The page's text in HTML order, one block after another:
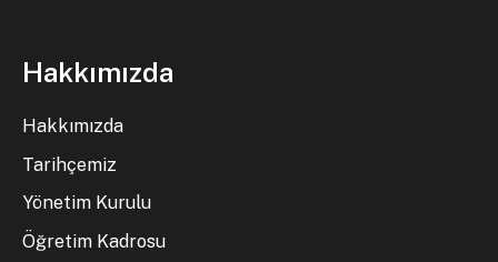
Hakkımızda
Hakkımızda
Tarihçemiz
Yönetim Kurulu
Öğretim Kadrosu